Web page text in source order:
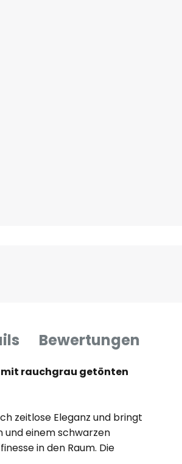
Bewertungen
rauchgrau getönten
zeitlose Eleganz und bringt
und einem schwarzen
in den Raum. Die